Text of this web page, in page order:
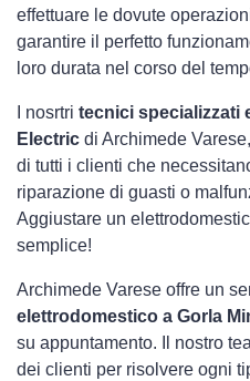
effettuare le dovute
garantire il perfetto
loro durata nel corso del
I nosrtri tecnici specializzati
Electric di Archimede
di tutti i clienti che
riparazione di guasti o
Aggiustare un
semplice!
Archimede Varese offre un
elettrodomestico a Gorla
su appuntamento. Il nostro
dei clienti per risolvere ogni